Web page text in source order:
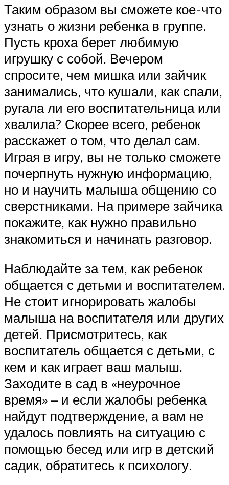
Таким образом вы сможете кое-что
узнать о жизни ребенка в группе.
Пусть кроха берет любимую
игрушку с собой. Вечером
спросите, чем мишка или зайчик
занимались, что кушали, как спали,
ругала ли его воспитательница или
хвалила? Скорее всего, ребенок
расскажет о том, что делал сам.
Играя в игру, вы не только сможете
почерпнуть нужную информацию,
но и научить малыша общению со
сверстниками. На примере зайчика
покажите, как нужно правильно
знакомиться и начинать разговор.
Наблюдайте за тем, как ребенок
общается с детьми и воспитателем.
Не стоит игнорировать жалобы
малыша на воспитателя или других
детей. Присмотритесь, как
воспитатель общается с детьми, с
кем и как играет ваш малыш.
Заходите в сад в «неурочное
время» – и если жалобы ребенка
найдут подтверждение, а вам не
удалось повлиять на ситуацию с
помощью бесед или игр в детский
садик, обратитесь к психологу.